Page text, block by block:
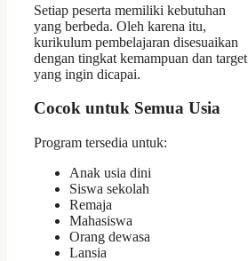
Setiap peserta memiliki kebutuhan
yang berbeda. Oleh karena itu,
kurikulum pembelajaran disesuaikan
dengan tingkat kemampuan dan target
yang ingin dicapai.
Cocok untuk Semua Usia
Program tersedia untuk:
Anak usia dini
Siswa sekolah
Remaja
Mahasiswa
Orang dewasa
Lansia